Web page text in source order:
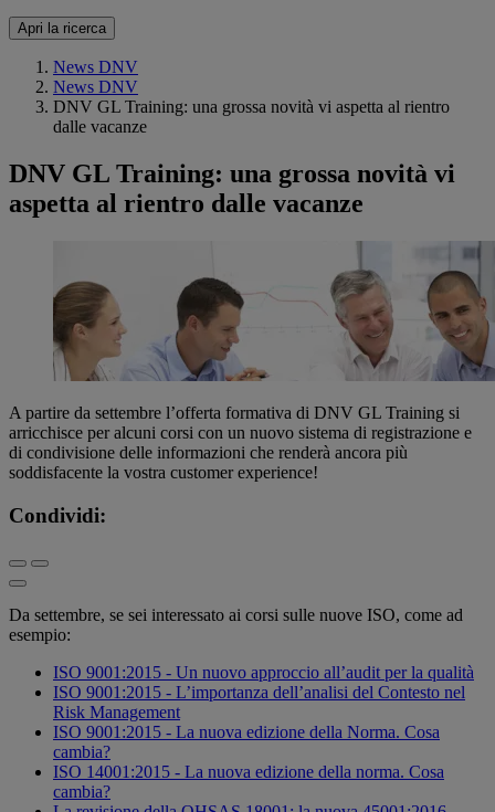
Apri la ricerca
News DNV
News DNV
DNV GL Training: una grossa novità vi aspetta al rientro
dalle vacanze
DNV GL Training: una grossa novità vi
aspetta al rientro dalle vacanze
A partire da settembre l’offerta formativa di DNV GL Training si
arricchisce per alcuni corsi con un nuovo sistema di registrazione e
di condivisione delle informazioni che renderà ancora più
soddisfacente la vostra customer experience!
Condividi:
Da settembre, se sei interessato ai corsi sulle nuove ISO, come ad
esempio:
ISO 9001:2015 - Un nuovo approccio all’audit per la qualità
ISO 9001:2015 - L’importanza dell’analisi del Contesto nel
Risk Management
ISO 9001:2015 - La nuova edizione della Norma. Cosa
cambia?
ISO 14001:2015 - La nuova edizione della norma. Cosa
cambia?